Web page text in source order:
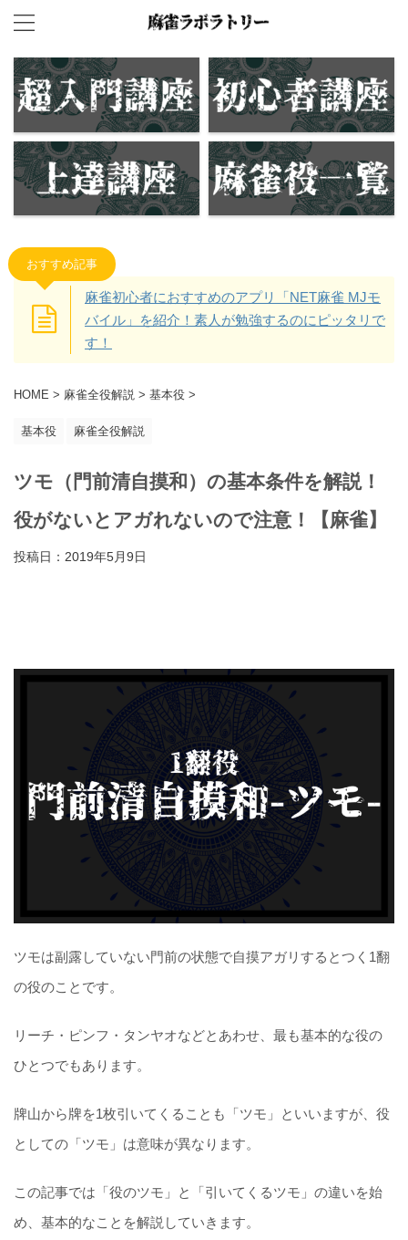
おすすめ記事
麻雀初心者におすすめのアプリ「NET麻雀 MJモ
バイル」を紹介！素人が勉強するのにピッタリで
す！
HOME > 麻雀全役解説 > 基本役 >
基本役 麻雀全役解説
ツモ（門前清自摸和）の基本条件を解説！
役がないとアガれないので注意！【麻雀】
投稿日： 2019年5月9日
ツモは副露していない門前の状態で自摸アガリするとつく1翻
の役のことです。
リーチ・ピンフ・タンヤオなどとあわせ、最も基本的な役の
ひとつでもあります。
牌山から牌を1枚引いてくることも「ツモ」といいますが、役
としての「ツモ」は意味が異なります。
この記事では「役のツモ」と「引いてくるツモ」の違いを始
め、基本的なことを解説していきます。